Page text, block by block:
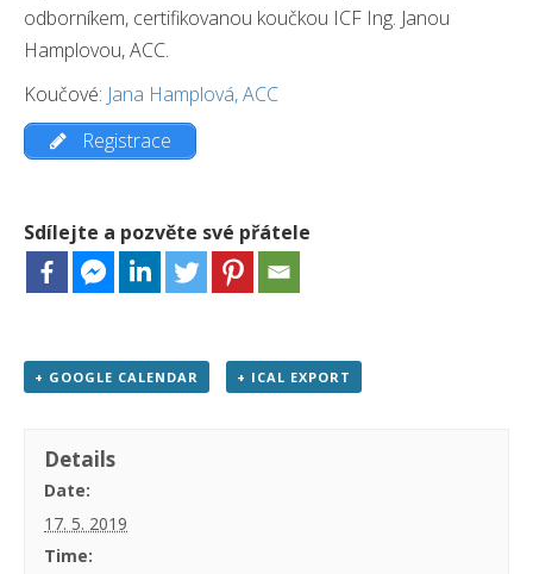
odborníkem, certifikovanou koučkou ICF Ing. Janou
Hamplovou, ACC.
Koučové: Jana Hamplová, ACC
Registrace
Sdílejte a pozvěte své přátele
+ GOOGLE CALENDAR + ICAL EXPORT
Details
Date:
17. 5. 2019
Time: